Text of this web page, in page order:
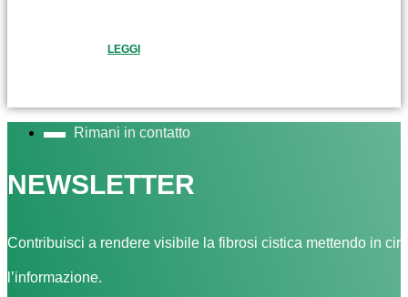
LEGGI
Rimani in contatto
NEWSLETTER
Contribuisci a rendere visibile la fibrosi cistica mettendo in
l’informazione.